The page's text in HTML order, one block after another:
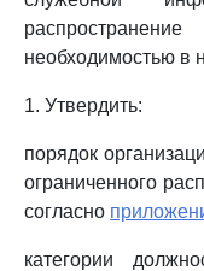
необходимостью в
1. Утвердить:
порядок
ограниченного
согласно
категории